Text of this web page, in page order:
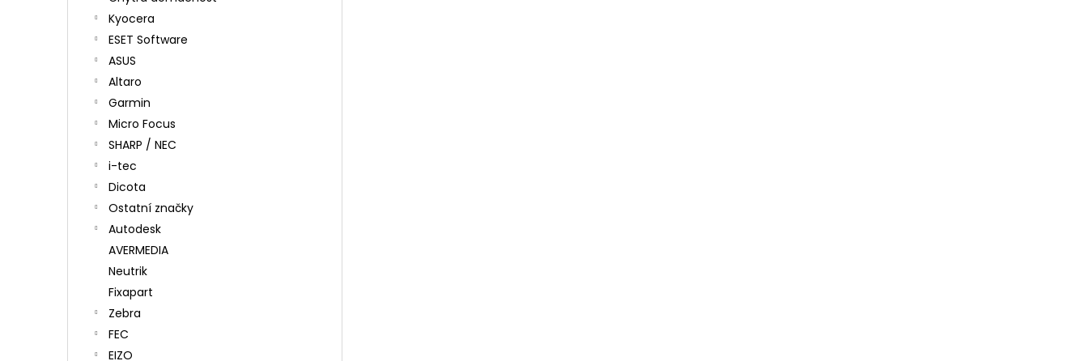
Kyocera
ESET Software
ASUS
Altaro
Garmin
Micro Focus
SHARP / NEC
i-tec
Dicota
Ostatní značky
Autodesk
AVERMEDIA
Neutrik
Fixapart
Zebra
FEC
EIZO